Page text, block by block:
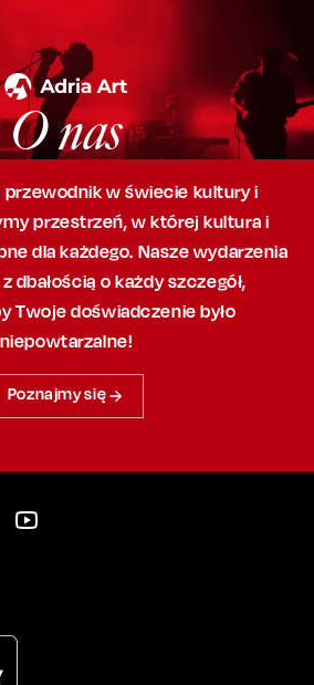
O nas
przewodnik w świecie kultury i
przestrzeń,w której kultura i
dla każdego. Nasze wydarzenia
z dbałością o każdy szczegół,
Twoje doświadczenie było
niepowtarzalne!
Poznajmy się